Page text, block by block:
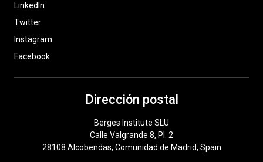
LinkedIn
Twitter
Instagram
Facebook
Dirección postal
Berges Institute SLU
Calle Valgrande 8, Pl. 2
28108 Alcobendas, Comunidad de Madrid, Spain